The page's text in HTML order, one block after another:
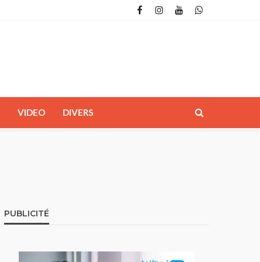
VIDEO DIVERS
PUBLICITÉ